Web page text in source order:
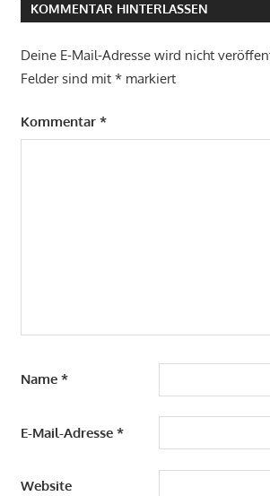
KOMMENTAR HINTERLASSEN
Deine E-Mail-Adresse wird nicht
Felder sind mit *markiert
Kommentar *
Name *
E-Mail-Adresse *
Website